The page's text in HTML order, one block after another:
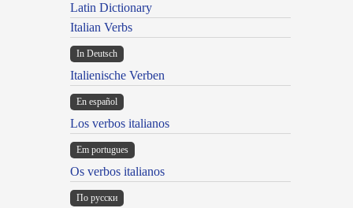
Latin Dictionary
Italian Verbs
In Deutsch
Italienische Verben
En español
Los verbos italianos
Em portugues
Os verbos italianos
По русски